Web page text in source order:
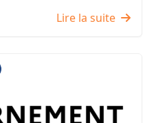
Lire la suite